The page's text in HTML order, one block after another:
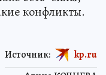
конфликты.
Источник: kp.ru